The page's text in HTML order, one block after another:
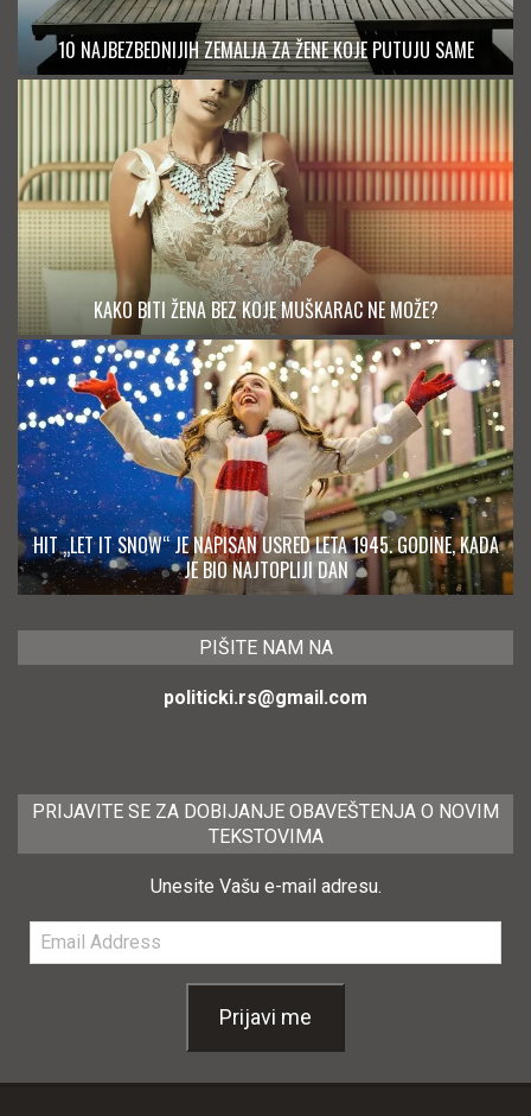
10 NAJBEZBEDNIJIH ZEMALJA ZA ŽENE KOJE PUTUJU SAME
KAKO BITI ŽENA BEZ KOJE MUŠKARAC NE MOŽE?
HIT „LET IT SNOW“ JE NAPISAN USRED LETA 1945. GODINE, KADA
JE BIO NAJTOPLIJI DAN
PIŠITE NAM NA
politicki.rs@gmail.com
PRIJAVITE SE ZA DOBIJANJE OBAVEŠTENJA O NOVIM
TEKSTOVIMA
Unesite Vašu e-mail adresu.
Email
Address
Prijavi me